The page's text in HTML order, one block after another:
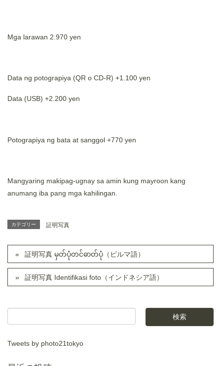
Mga larawan 2.970 yen
Data ng potograpiya (QR o CD-R) +1.100 yen
Data (USB) +2.200 yen
Potograpiya ng bata at sanggol +770 yen
Mangyaring makipag-ugnay sa amin kung mayroon kang
anumang iba pang mga kahilingan.
カテゴリー 証明写真
証明写真 မှတ်ပုံတင်ဓာတ်ပုံ（ビルマ語）
証明写真 Identifikasi foto（インドネシア語）
Tweets by photo21tokyo